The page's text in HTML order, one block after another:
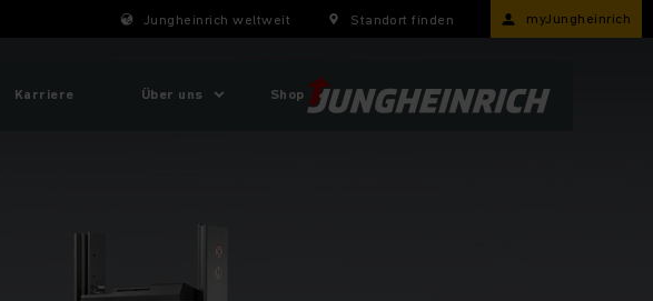
Jungheinrich weltweit Standort finden myJungheinrich
Karriere Über uns Shop